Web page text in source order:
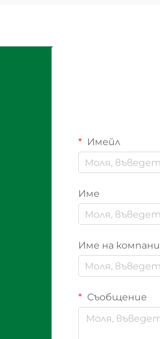
Имейл
Име
Име на
Съобщение